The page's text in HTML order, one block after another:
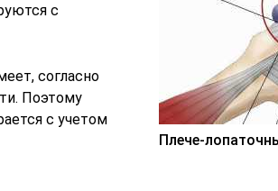
с
согласно
Поэтому
с учетом
Плече-